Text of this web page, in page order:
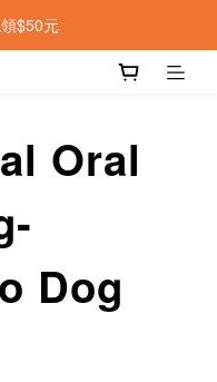
$50元
Oral
Dog